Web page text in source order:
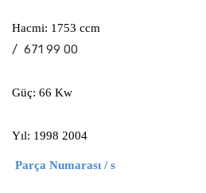
Hacmi: 1753 ccm
/ 671 99 00
Güç: 66 Kw
Yıl: 1998 2004
Parça Numarası / s